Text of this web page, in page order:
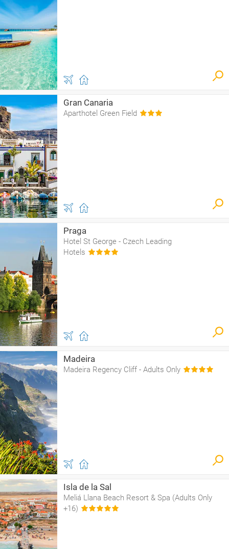
Gran Canaria
Aparthotel Green Field
Praga
Hotel St George - Czech Leading
Hotels
Madeira
Madeira Regency Cliff - Adults Only
Isla de la Sal
Meliá Llana Beach Resort & Spa (Adults Only
+16)